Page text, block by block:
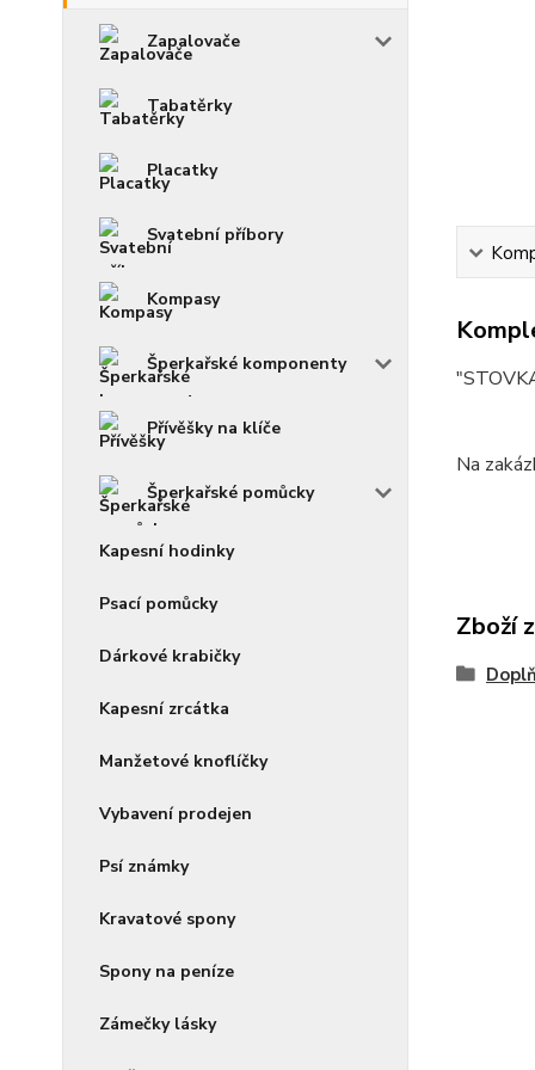
Zapalovače
Tabatěrky
Placatky
Svatební příbory
Kompasy
Šperkařské komponenty
Přívěšky na klíče
Šperkařské pomůcky
Kapesní hodinky
Psací pomůcky
Dárkové krabičky
Kapesní zrcátka
Manžetové knoflíčky
Vybavení prodejen
Psí známky
Kravatové spony
Spony na peníze
Zámečky lásky
Na
Zboží